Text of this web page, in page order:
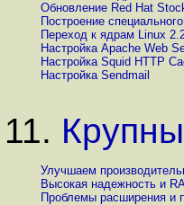
Обновление Red Hat
Построение
Переход к ядрам Linux
Настройка Apache Web
Настройка Squid HTTP
Настройка Sendmail
11.
Улучшаем
Высокая надежность и
Проблемы расширения и